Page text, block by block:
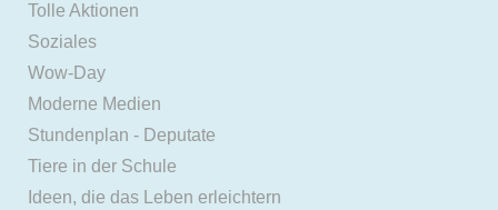
Tolle Aktionen
Soziales
Wow-Day
Moderne Medien
Stundenplan - Deputate
Tiere in der Schule
Ideen, die das Leben erleichtern